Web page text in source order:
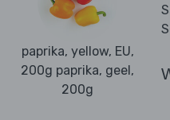
paprika, yellow, EU,
200g paprika, geel,
200g